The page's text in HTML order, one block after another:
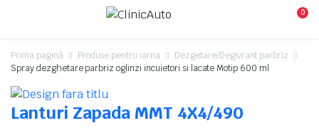
0
Prima pagină Produse pentru iarna
Dezgetare/Degivrant parbriz
Spray dezghetare parbriz oglinzi incuietori si lacate Motip 600 ml
Lanturi Zapada MMT 4X4/490